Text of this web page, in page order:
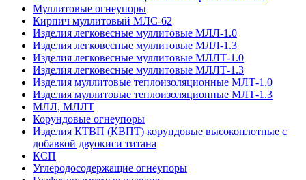
Муллитовые огнеупоры
Кирпич муллитовый МЛС-62
Изделия легковесные муллитовые МЛЛ-1.0
Изделия легковесные муллитовые МЛЛ-1.3
Изделия легковесные муллитовые МЛЛТ-1.0
Изделия легковесные муллитовые МЛЛТ-1.3
Изделия муллитовые теплоизоляционные МЛТ-1.0
Изделия муллитовые теплоизоляционные МЛТ-1.3
МЛЛ, МЛЛТ
Корундовые огнеупоры
Изделия КТВП (КВПТ) корундовые высокоплотные с
добавкой двуокиси титана
КСП
Углеродо­содержащие огнеупоры